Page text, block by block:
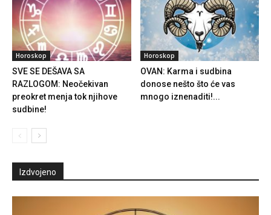
Horoskop
SVE SE DEŠAVA SA
RAZLOGOM: Neočekivan
preokret menja tok njihove
sudbine!
Horoskop
OVAN: Karma i sudbina
donose nešto što će vas
mnogo iznenaditi!...
Izdvojeno